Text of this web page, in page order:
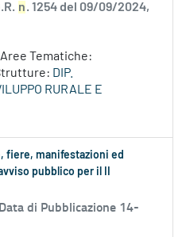
n. 1254 del 09/09/2024,
Aree Tematiche:
DIP.
RURALE E
fiere, manifestazioni ed
pubblico per il II
Data di Pubblicazione 14-